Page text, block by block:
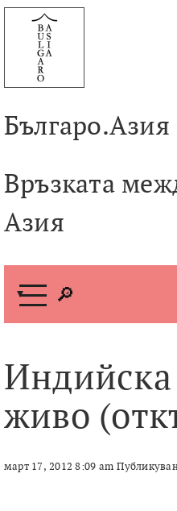
Към
съдържанието
Българо.Азия
Връзката
Азия
М
н
живо
март 17, 2012 8:09 am